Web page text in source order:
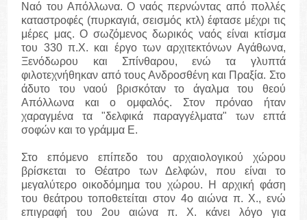
Ναό του Απόλλωνα. Ο ναός περνώντας από πολλές
καταστροφές (πυρκαγιά, σεισμός κτλ) έφτασε μέχρι τις
μέρες μας. Ο σωζόμενος δωρικός ναός είναι κτίσμα
του 330 π.Χ. και έργο των αρχιτεκτόνων Αγάθωνα,
Ξενόδωρου και Σπίνθαρου, ενώ τα γλυπτά
φιλοτεχνήθηκαν από τους Ανδροσθένη και Πραξία. Στο
άδυτο του ναού βρισκόταν το άγαλμα του θεού
Απόλλωνα και ο ομφαλός. Στον πρόναο ήταν
χαραγμένα τα "δελφικά παραγγέλματα" των επτά
σοφών και το γράμμα Ε.
Στο επόμενο επίπεδο του αρχαιολογικού χώρου
βρίσκεται το Θέατρο των Δελφών, που είναι το
μεγαλύτερο οικοδόμημα του χώρου. Η αρχική φάση
του θεάτρου τοποθετείται στον 4ο αιώνα π. Χ., ενώ
επιγραφή του 2ου αιώνα π. Χ. κάνει λόγο για